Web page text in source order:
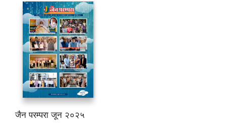
जैन परम्परा जून २०२५